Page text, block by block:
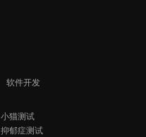
软件开发
小猫测试
抑郁症测试